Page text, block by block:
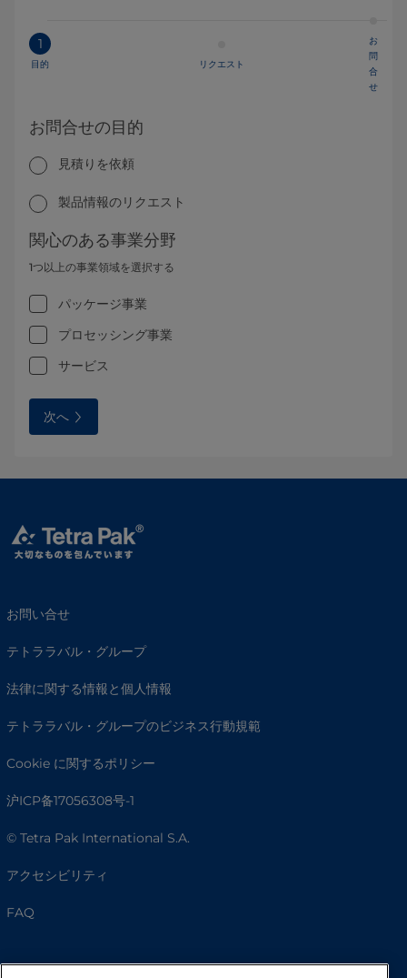
1
目的 リクエスト
お
問
合
せ
お問合せの目的
見積りを依頼
製品情報のリクエスト
関心のある事業分野
1つ以上の事業領域を選択する
パッケージ事業
プロセッシング事業
サービス
次へ
お問い合せ
テトララバル・グループ
法律に関する情報と個人情報
テトララバル・グループのビジネス行動規範
Cookie に関するポリシー
沪ICP备17056308号-1
© Tetra Pak International S.A.
アクセシビリティ
FAQ